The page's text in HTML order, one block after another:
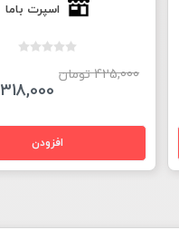
اسپرت باما
425,000 تومان
318,000 تومان